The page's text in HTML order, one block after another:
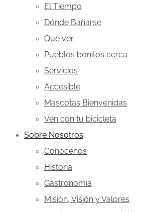
El Tiempo
Dónde Bañarse
Qué ver
Pueblos bonitos cerca
Servicios
Accesible
Mascotas Bienvenidas
Ven con tu bicicleta
Sobre Nosotros
Conócenos
Historia
Gastronomía
Misión, Visión y Valores